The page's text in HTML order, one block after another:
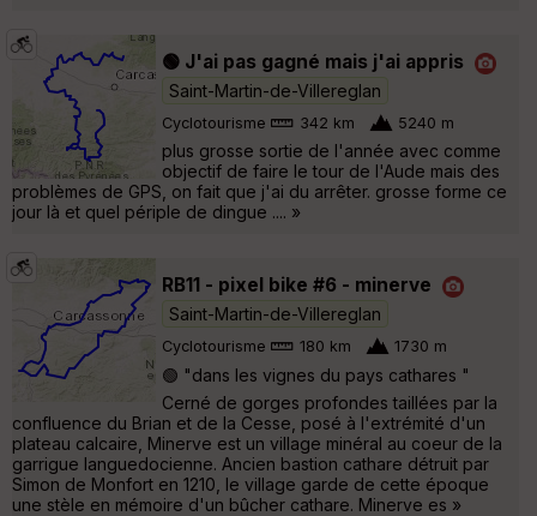
🟢 J'ai pas gagné mais j'ai appris
Saint-Martin-de-Villereglan
Cyclotourisme 342 km 5240 m
plus grosse sortie de l'année avec comme
objectif de faire le tour de l'Aude mais des
problèmes de GPS, on fait que j'ai du arrêter. grosse forme ce
jour là et quel périple de dingue .... »
RB11 - pixel bike #6 - minerve
Saint-Martin-de-Villereglan
Cyclotourisme 180 km 1730 m
🟢 "dans les vignes du pays cathares "
Cerné de gorges profondes taillées par la
confluence du Brian et de la Cesse, posé à l'extrémité d'un
plateau calcaire, Minerve est un village minéral au coeur de la
garrigue languedocienne. Ancien bastion cathare détruit par
Simon de Monfort en 1210, le village garde de cette époque
une stèle en mémoire d'un bûcher cathare. Minerve es »